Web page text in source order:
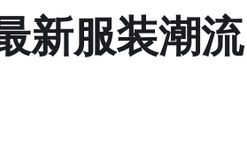
新服装潮流